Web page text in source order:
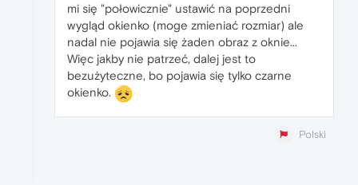
mi się "połowicznie" ustawić na poprzedni
wygląd okienko (moge zmieniać rozmiar) ale
nadal nie pojawia się żaden obraz z oknie...
Więc jakby nie patrzeć, dalej jest to
bezużyteczne, bo pojawia się tylko czarne
okienko.
Polski